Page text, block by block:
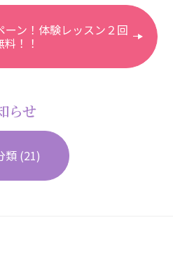
ーン！体験レッスン２回
料！！
らせ
類 (21)